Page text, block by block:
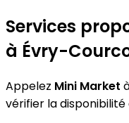
Services
à Évry-
Appelez Mini Market
vérifier la disponibilité